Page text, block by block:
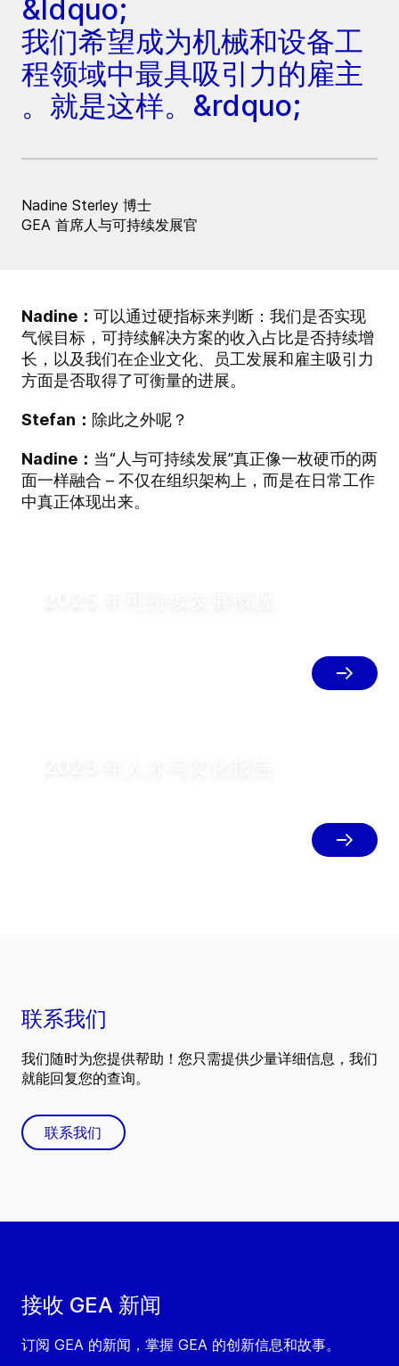
&ldquo;
我们希望成为机械和设备工
程领域中最具吸引力的雇主
。就是这样。&rdquo;
Nadine Sterley 博士
GEA 首席人与可持续发展官
Nadine： 可以通过硬指标来判断：我们是否实现
气候目标，可持续解决方案的收入占比是否持续增
长，以及我们在企业文化、员工发展和雇主吸引力
方面是否取得了可衡量的进展。
Stefan： 除此之外呢？
Nadine： 当“人与可持续发展”真正像一枚硬币的两
面一样融合 – 不仅在组织架构上，而是在日常工作
中真正体现出来。
接收 GEA 新闻
订阅 GEA 的新闻，掌握 GEA 的创新信息和故事。
联系我们
我们随时为您提供帮助！您只需提供少量详细信息，我们
就能回复您的查询。
联系我们